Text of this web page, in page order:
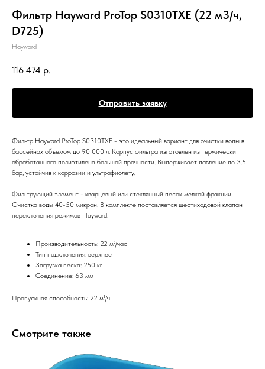
Фильтр Hayward ProTop S0310TXE (22 м3/ч,
D725)
Hayward
116 474 р.
Отправить заявку
Фильтр Hayward ProTop S0310TXE - это идеальный вариант для очистки воды в
бассейнах объемом до 90 000 л. Корпус фильтра изготовлен из термически
обработанного полиэтилена большой прочности. Выдерживает давление до 3.5
бар, устойчив к коррозии и ультрафиолету.
Фильтрующий элемент - кварцевый или стеклянный песок мелкой фракции.
Очистка воды 40-50 микрон. В комплекте поставляется шестиходовой клапан
переключения режимов Hayward.
Производительность: 22 м³/час
Тип подключения: верхнее
Загрузка песка: 250 кг
Соединение: 63 мм
Пропускная способность: 22 м³/ч
Смотрите также